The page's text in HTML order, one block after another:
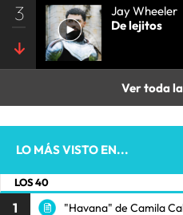
3
Jay Wheeler
De lejitos
Ver toda
LO MÁS VISTO EN...
LOS 40
1 "Havana" de Camila